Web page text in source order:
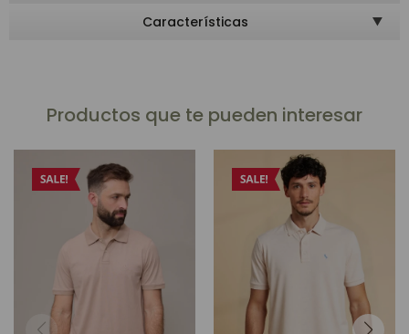
Características
Productos que te pueden interesar